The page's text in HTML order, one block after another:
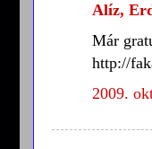
Alíz,
Már
http://
2009.